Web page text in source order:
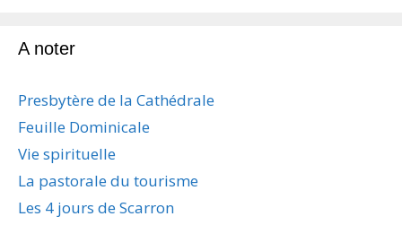
t
l
e
s
A noter
Presbytère de la Cathédrale
Feuille Dominicale
Vie spirituelle
La pastorale du tourisme
Les 4 jours de Scarron